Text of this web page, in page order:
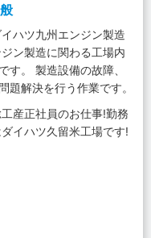
ハツ九州エンジン製造
ン製造に関わる工場内
す。 製造設備の故障、
題解決を行う作業です。
工産正社員のお仕事!勤務
イハツ久留米工場です!